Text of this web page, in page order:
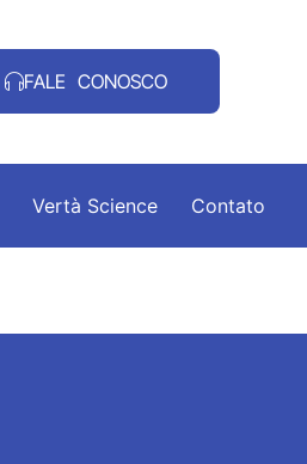
FALE CONOSCO
Vertà Science Contato